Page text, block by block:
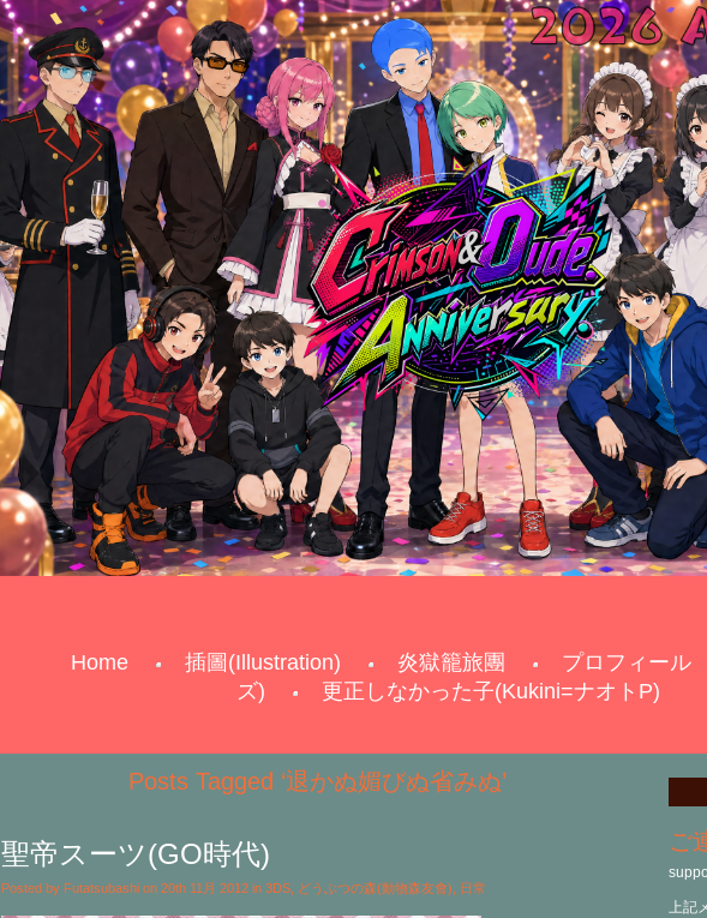
Home 插圖(Illustration) 炎獄籠旅團 プロフィール
ズ)
更正しなかった子(Kukini=ナオトP)
Posts Tagged ‘退かぬ媚びぬ省みぬ’
聖帝スーツ(GO時代)
Posted by Futatsubashi on 20th 11月 2012 in 3DS どうぶつの森(動物森友會) 日常
ご
上記